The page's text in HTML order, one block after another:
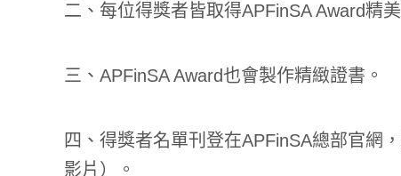
二、每位得獎者皆取得APFinSA Award精美
三、APFinSA Award也會製作精緻證書。
四、得獎者名單刊登在APFinSA總部官網
影片）。